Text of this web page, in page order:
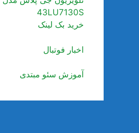
43LU7130S
خرید بک لینک
اخبار فوتبال
آموزش سئو مبتدی